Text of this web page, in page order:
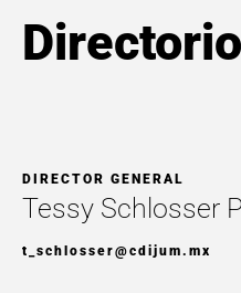
Directorio
DIRECTOR GENERAL
Tessy Schlosser
t_schlosser@cdijum.mx